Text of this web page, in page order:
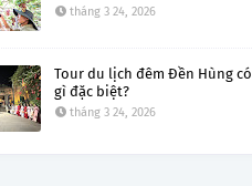
tháng 3 24, 2026
Tour du lịch đêm Đền Hùng có
gì đặc biệt?
tháng 3 24, 2026